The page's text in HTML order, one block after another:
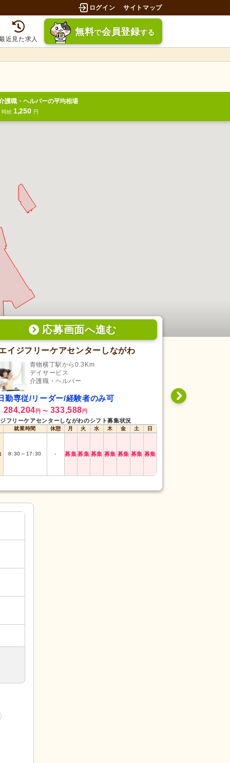
ログイン サイトマップ
近見た求人
無料で会員登録する
護職・ヘルパーの平均相場
時給 1,250 円
応募画面へ進む
イジフリーケアセンターしながわ
青物横丁駅から0.3Km
デイサービス
介護職・ヘルパー
勤専従/リーダー/経験者のみ可
284,204 円 〜 333,588 円
フリーケアセンターしながわのシフト募集状況
就業時間 休憩 月 火 水 木 金 土 日
8:30 ～ 17:30 - 募集募集 募集 募集 募集 募集 募集
日勤専従/未